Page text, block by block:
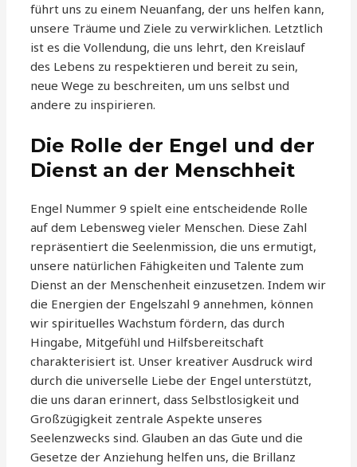
führt uns zu einem Neuanfang, der uns helfen kann,
unsere Träume und Ziele zu verwirklichen. Letztlich
ist es die Vollendung, die uns lehrt, den Kreislauf
des Lebens zu respektieren und bereit zu sein,
neue Wege zu beschreiten, um uns selbst und
andere zu inspirieren.
Die Rolle der Engel und der
Dienst an der Menschheit
Engel Nummer 9 spielt eine entscheidende Rolle
auf dem Lebensweg vieler Menschen. Diese Zahl
repräsentiert die Seelenmission, die uns ermutigt,
unsere natürlichen Fähigkeiten und Talente zum
Dienst an der Menschenheit einzusetzen. Indem wir
die Energien der Engelszahl 9 annehmen, können
wir spirituelles Wachstum fördern, das durch
Hingabe, Mitgefühl und Hilfsbereitschaft
charakterisiert ist. Unser kreativer Ausdruck wird
durch die universelle Liebe der Engel unterstützt,
die uns daran erinnert, dass Selbstlosigkeit und
Großzügigkeit zentrale Aspekte unseres
Seelenzwecks sind. Glauben an das Gute und die
Gesetze der Anziehung helfen uns, die Brillanz